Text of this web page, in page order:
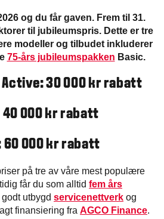
og du får gaven. Frem til 31.
til jubileumspris. Dette er tre
modeller og tilbudet inkluderer
75-års jubileumspakken Basic.
Active: 30 000 kr rabatt
40 000 kr rabatt
60 000 kr rabatt
på tre av våre mest populære
får du som alltid fem års
godt utbygd servicenettverk og
finansiering fra AGCO Finance.